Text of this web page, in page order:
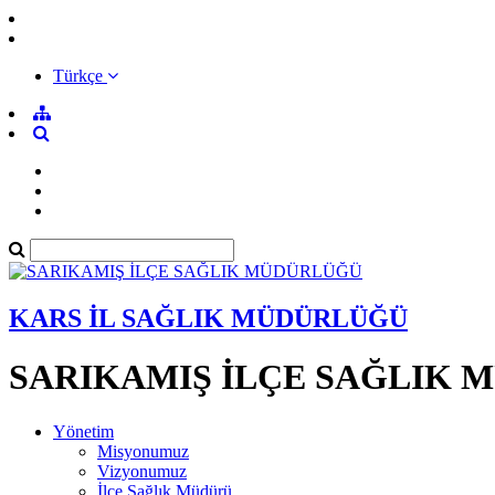
Türkçe
KARS İL SAĞLIK MÜDÜRLÜĞÜ
SARIKAMIŞ İLÇE SAĞLIK
Yönetim
Misyonumuz
Vizyonumuz
İlçe Sağlık Müdürü